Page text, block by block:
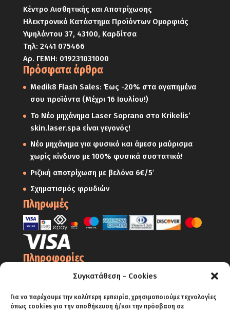
Συγκατάθεση - Cookies
Για να παρέχουμε την καλύτερη εμπειρία, χρησιμοποιούμε τεχνολογίες
όπως cookies για την αποθήκευση ή/και την πρόσβαση σε
Κέντρο Αισθητικής και Αποτρίχωσης
Ηλεκτρονικό Κατάστημα Προϊόντων Ομορφιάς
Υψηλάντου 37, 43100, Καρδίτσα
Τηλ: 2441 075466
Αρ. ΓΕΜΗ: 019231031000
Πρόσφατα άρθρα
Medik8 Flash Sales: Έως -20% στα αγαπημένα
σου προϊόντα (Μέχρι 16 Ιουλίου!)
Το Νέο μηχάνημα Laser Soprano στο Krikelis’
skin.laser.spa είναι γεγονός!
Νέο μηχάνημα για φυσικό και άμεσο μαύρισμα
χωρίς κίνδυνο με 100% φυσικά συστατικά!
Ριζική αποτρίχωση με βελόνα 6€/5′
Σχηματισμός φρυδιών
Πληρωμές
Πληροφορίες
Ο Λογαριασμός μου
Πολιτική Απορρήτου – Cookies